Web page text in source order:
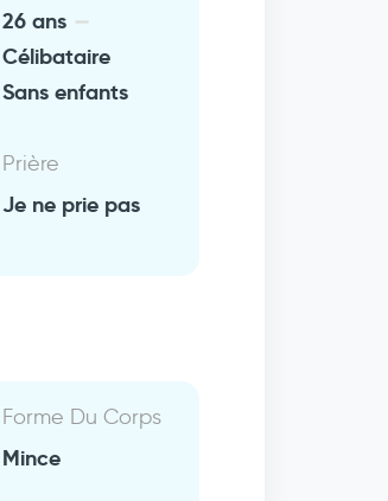
26 ans
Célibataire
Sans enfants
Prière
Je ne prie pas
Forme Du Corps
Mince